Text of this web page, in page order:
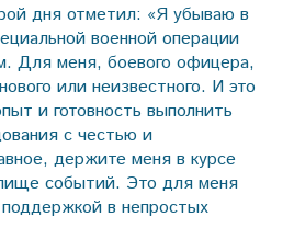
дня отметил: «Я убываю в
военной операции
Для меня, боевого офицера,
или неизвестного. И это
и готовность выполнить
с честью и
держите меня в курсе
событий. Это для меня
в непростых